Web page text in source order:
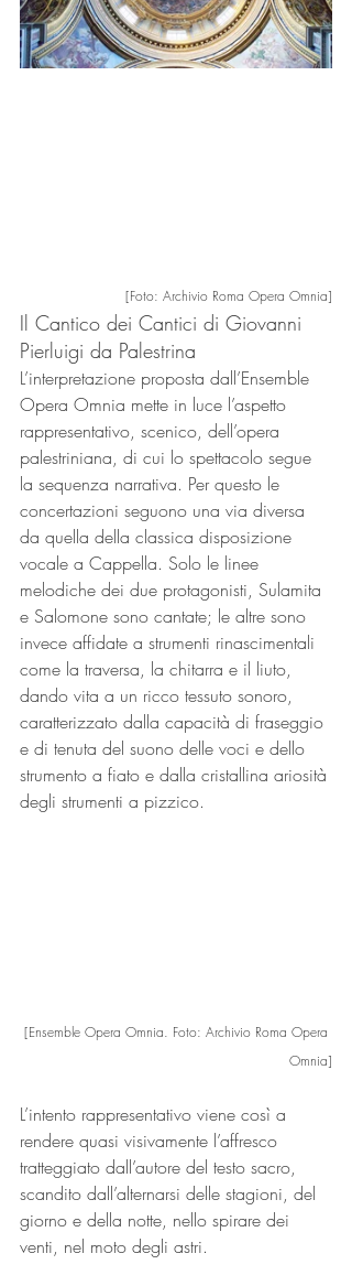
[Foto: Archivio Roma Opera Omnia]
Il Cantico dei Cantici di Giovanni
Pierluigi da Palestrina
L’interpretazione proposta dall’Ensemble
Opera Omnia mette in luce l’aspetto
rappresentativo, scenico, dell’opera
palestriniana, di cui lo spettacolo segue
la sequenza narrativa. Per questo le
concertazioni seguono una via diversa
da quella della classica disposizione
vocale a Cappella. Solo le linee
melodiche dei due protagonisti, Sulamita
e Salomone sono cantate; le altre sono
invece affidate a strumenti rinascimentali
come la traversa, la chitarra e il liuto,
dando vita a un ricco tessuto sonoro,
caratterizzato dalla capacità di fraseggio
e di tenuta del suono delle voci e dello
strumento a fiato e dalla cristallina ariosità
degli strumenti a pizzico.
[Ensemble Opera Omnia. Foto: Archivio Roma Opera
Omnia]
L’intento rappresentativo viene così a
rendere quasi visivamente l’affresco
tratteggiato dall’autore del testo sacro,
scandito dall’alternarsi delle stagioni, del
giorno e della notte, nello spirare dei
venti, nel moto degli astri.